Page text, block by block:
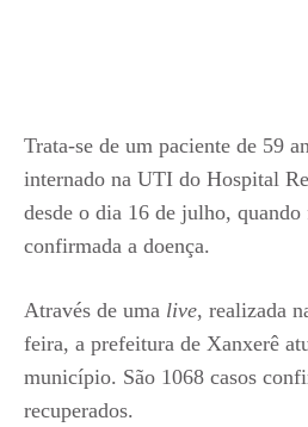
Trata-se de um paciente de 59
internado na UTI do Hospital
desde o dia 16 de julho,
confirmada a doença.
Através de uma live, realizada
feira, a prefeitura de Xanxerê
município. São 1068 casos
recuperados.